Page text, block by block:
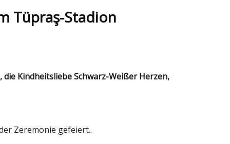
Tüpraş-Stadion
Zeremonie gefeiert..